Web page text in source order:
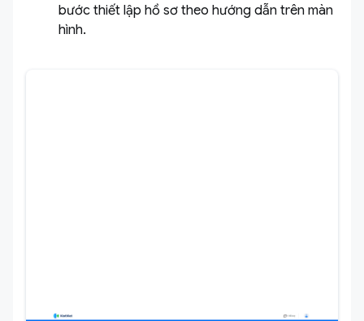
bước thiết lập hồ sơ theo hướng dẫn trên màn
hình.